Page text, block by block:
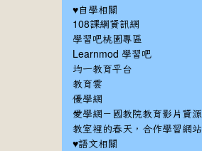
♥自學相關
108課綱資訊網
學習吧桃園專區
Learnmod 學習吧
均一教育平台
教育雲
優學網
愛學網－國教院教育影片資源
教室裡的春天，合作學習網站
♥語文相關